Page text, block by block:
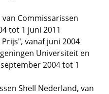
Commissarissen
tot 1 juni 2011
vanaf juni 2004
Universiteit en
2004 tot 1
Shell Nederland, van